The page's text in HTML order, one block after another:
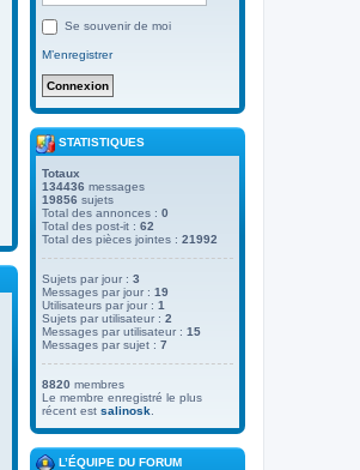
Se souvenir de moi
M’enregistrer
STATISTIQUES
Totaux
134436 messages
19856 sujets
Total des annonces : 0
Total des post-it : 62
Total des pièces jointes : 21992
Sujets par jour : 3
Messages par jour : 19
Utilisateurs par jour : 1
Sujets par utilisateur : 2
Messages par utilisateur : 15
Messages par sujet : 7
8820 membres
Le membre enregistré le plus
récent est salinosk
L’ÉQUIPE DU FORUM